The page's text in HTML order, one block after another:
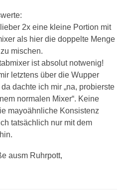
2x eine kleine Portion mit
als hier die doppelte Menge
mischen.
ist absolut notwenig!
letztens über die Wupper
dachte ich mir „na, probierste
normalen Mixer“. Keine
mayoähnliche Konsistenz
tatsächlich nur mit dem
ausm Ruhrpott,